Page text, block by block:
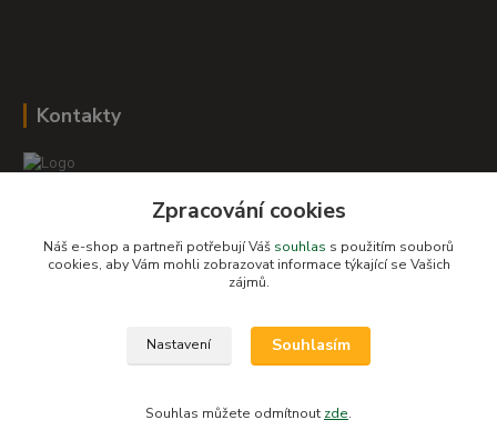
Kontakty
+420 604 278 943
obchod-detskysvet@seznam.cz
Zpracování cookies
Náš e-shop a partneři potřebují Váš souhlas s použitím souborů
cookies, aby Vám mohli zobrazovat informace týkající se Vašich
zájmů.
Nastavení Souhlasím
Souhlas můžete odmítnout zde.